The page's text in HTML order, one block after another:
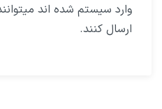
وارد سیستم شده اند
ارسال کنند.